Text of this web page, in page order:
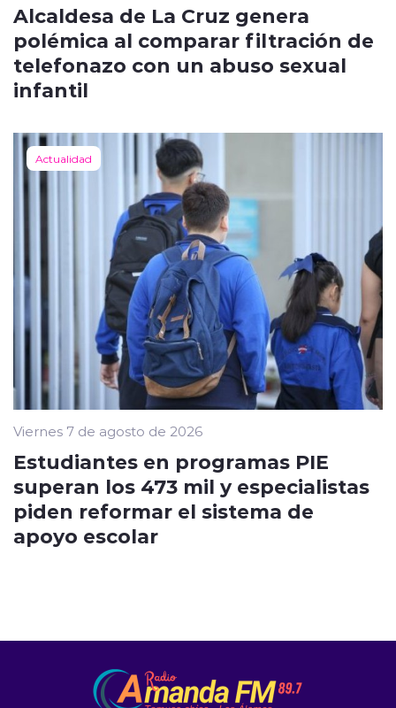
Alcaldesa de La Cruz genera
polémica al comparar filtración de
telefonazo con un abuso sexual
infantil
Actualidad
Viernes 7 de agosto de 2026
Estudiantes en programas PIE
superan los 473 mil y especialistas
piden reformar el sistema de
apoyo escolar